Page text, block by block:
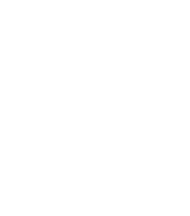
109